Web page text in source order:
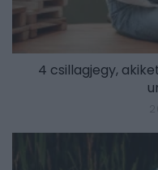
4 csillagjegy,